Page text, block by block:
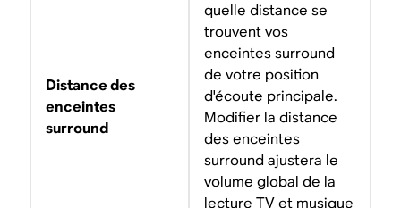
Distance des
enceintes
surround
quelle distance se
trouvent vos
enceintes surround
de votre position
d'écoute principale.
Modifier la distance
des enceintes
surround ajustera le
volume global de la
lecture TV et musique